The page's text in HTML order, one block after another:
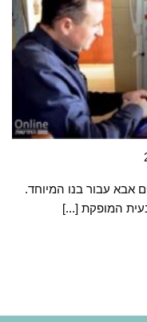
אבא עבור בנו המיוחד.
המופקת [...]